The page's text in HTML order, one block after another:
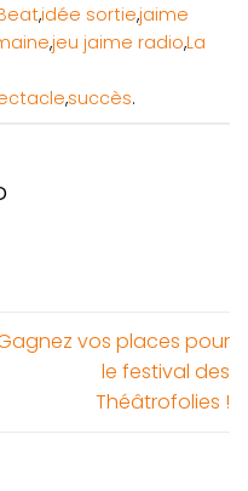
,idée sortie,jaime
,jeu jaime radio,La
,succès.
vos places pour
le festival des
Théâtrofolies !